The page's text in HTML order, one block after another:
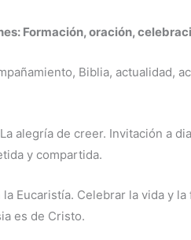
Formación, oración,
Biblia, actualidad,
alegría de creer. Invitación a
y compartida.
Eucaristía. Celebrar la vida y
es de Cristo.